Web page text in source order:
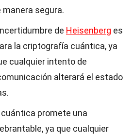
segura.
de Heisenberg es
la criptografía cuántica, ya
cualquier intento de
alterará el estado
promete una
ya que cualquier